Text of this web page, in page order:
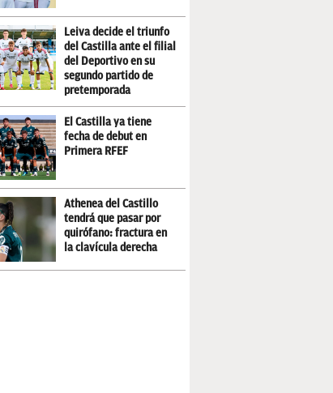
Leiva decide el triunfo
del Castilla ante el filial
del Deportivo en su
segundo partido de
pretemporada
El Castilla ya tiene
fecha de debut en
Primera RFEF
Athenea del Castillo
tendrá que pasar por
quirófano: fractura en
la clavícula derecha